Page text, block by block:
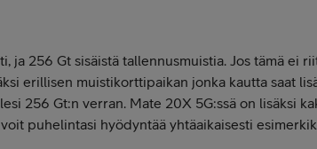
ja 256 Gt sisäistä tallennusmuistia. Jos tämä ei
erillisen muistikorttipaikan jonka kautta saat
256 Gt:n verran. Mate 20X 5G:ssä on lisäksi
puhelintasi hyödyntää yhtäaikaisesti